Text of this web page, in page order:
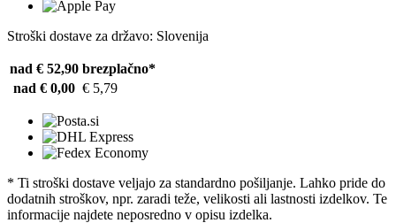
Stroški dostave za državo: Slovenija
nad € 52,90 brezplačno*
nad € 0,00 € 5,79
* Ti stroški dostave veljajo za standardno pošiljanje. Lahko pride do
dodatnih stroškov, npr. zaradi teže, velikosti ali lastnosti izdelkov. Te
informacije najdete neposredno v opisu izdelka.